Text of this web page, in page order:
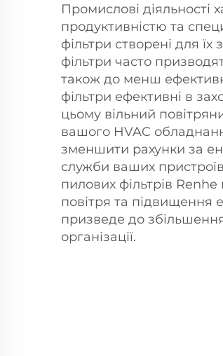
Промислові діяльності
продуктивністю та
фільтри створені для
фільтри часто
також до менш
фільтри ефективні в
цьому вільний
вашого HVAC
зменшити рахунки за
служби ваших
пилових фільтрів
повітря та підвищення
призведе до
організації.